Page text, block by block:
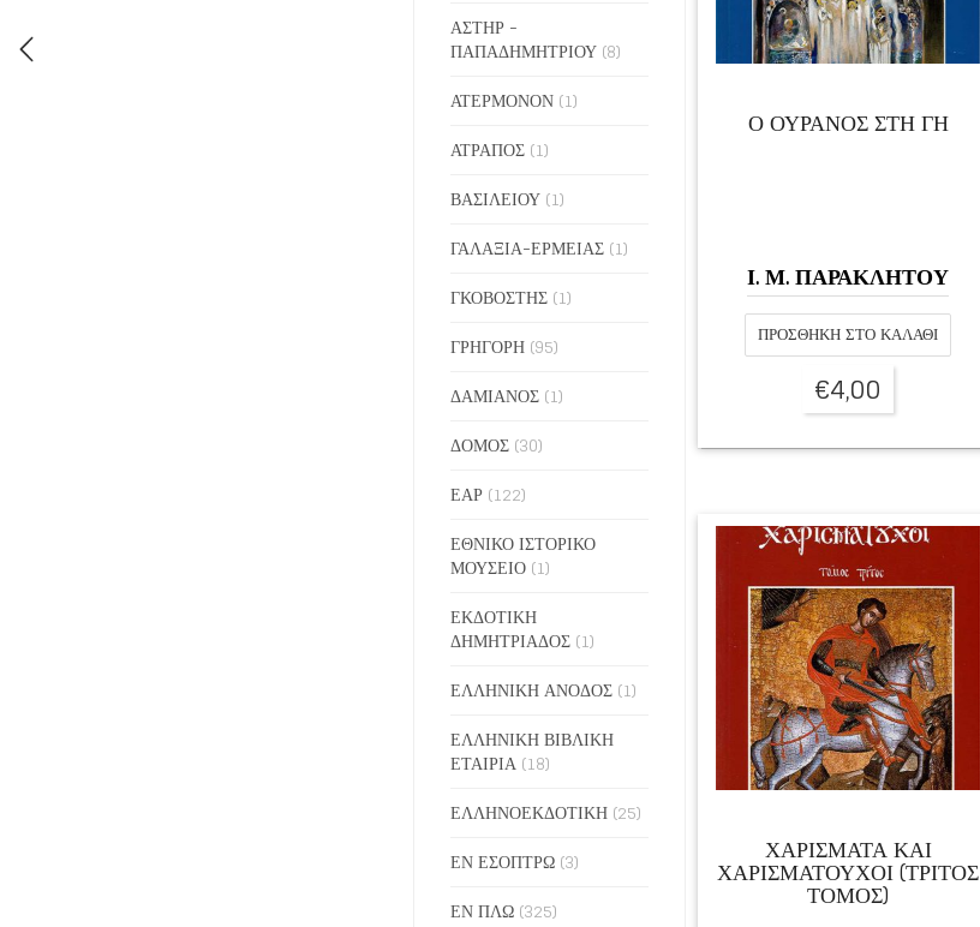
Ο ΟΥΡΑΝΟΣ ΣΤΗ ΓΗ
Ι. Μ. ΠΑΡΑΚΛΗΤΟΥ
ΠΡΟΣΘΉΚΗ ΣΤΟ ΚΑΛΆΘΙ
€4,00
ΧΑΡΙΣΜΑΤΑ ΚΑΙ
ΧΑΡΙΣΜΑΤΟΥΧΟΙ (ΤΡΙΤΟΣ
ΤΟΜΟΣ)
ΑΣΤΗΡ -
ΠΑΠΑΔΗΜΗΤΡΙΟΥ (8)
ΑΤΕΡΜΟΝΟΝ (1)
ΑΤΡΑΠΟΣ (1)
ΒΑΣΙΛΕΙΟΥ (1)
ΓΑΛΑΞΙΑ-ΕΡΜΕΙΑΣ (1)
ΓΚΟΒΟΣΤΗΣ (1)
ΓΡΗΓΟΡΗ (95)
ΔΑΜΙΑΝΟΣ (1)
ΔΟΜΟΣ (30)
ΕΑΡ (122)
ΕΘΝΙΚΟ ΙΣΤΟΡΙΚΟ
ΜΟΥΣΕΙΟ (1)
ΕΚΔΟΤΙΚΗ
ΔΗΜΗΤΡΙΑΔΟΣ (1)
ΕΛΛΗΝΙΚΗ ΑΝΟΔΟΣ (1)
ΕΛΛΗΝΙΚΗ ΒΙΒΛΙΚΗ
ΕΤΑΙΡΙΑ (18)
ΕΛΛΗΝΟΕΚΔΟΤΙΚΗ (25)
ΕΝ ΕΣΟΠΤΡΩ (3)
ΕΝ ΠΛΩ (325)